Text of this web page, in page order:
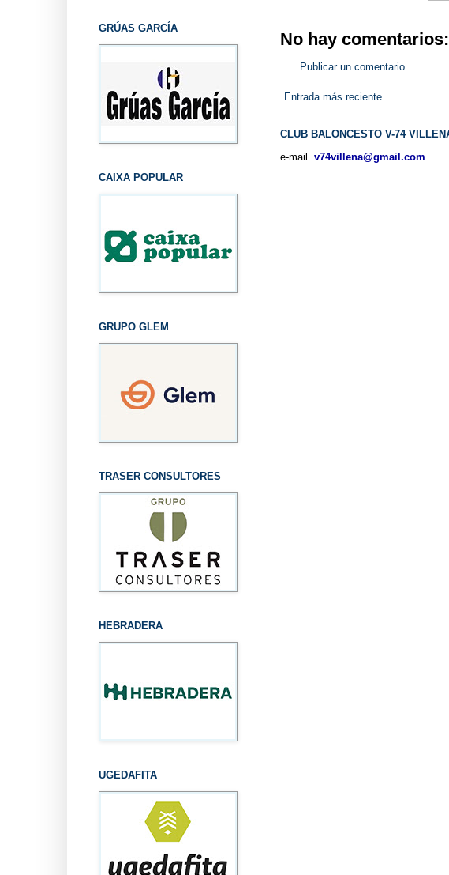
No hay comentarios:
Publicar un comentario
Entrada más reciente
CLUB BALONCESTO V-74
e-mail. v74villena@gmail.com
GRÚAS GARCÍA
CAIXA POPULAR
GRUPO GLEM
TRASER CONSULTORES
HEBRADERA
UGEDAFITA